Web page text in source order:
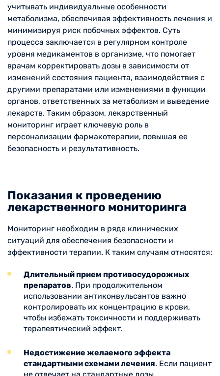
учитывать индивидуальные особенности
метаболизма, обеспечивая эффективность лечения и
минимизируя риск побочных эффектов. Суть
процесса заключается в регулярном контроле
уровня медикаментов в организме, что помогает
врачам корректировать дозы в зависимости от
изменений состояния пациента, взаимодействия с
другими препаратами или изменениями в функции
органов, ответственных за метаболизм и выведение
лекарств. Таким образом, лекарственный
мониторинг играет ключевую роль в
персонализации фармакотерапии, повышая ее
безопасность и результативность.
Показания к проведению
лекарственного мониторинга
Мониторинг необходим в ряде клинических
ситуаций для обеспечения безопасности и
эффективности терапии. К таким случаям относятся:
Длительный прием противосудорожных
препаратов. При продолжительном
использовании антиконвульсантов важно
контролировать их концентрацию в крови,
чтобы избежать токсичности и поддерживать
терапевтический эффект.
Недостижение желаемого эффекта
стандартными схемами лечения. Если пациент
не отвечает на стандартные дозы